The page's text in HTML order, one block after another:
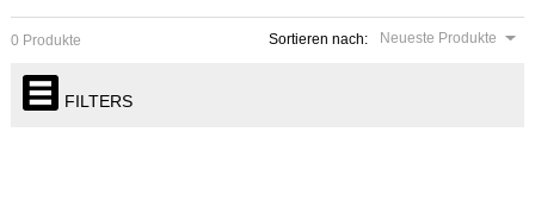
Sortieren nach: Neueste Produkte
0 Produkte
FILTERS